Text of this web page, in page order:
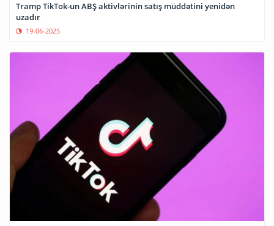
Tramp TikTok-un ABŞ aktivlərinin satış müddətini yenidən
uzadır
19-06-2025